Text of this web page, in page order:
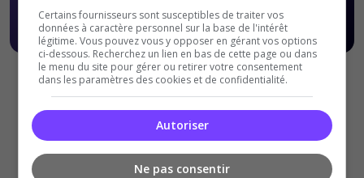
Offres Premiums soumises à nosConditions Générales de
Certains fournisseurs sont susceptibles de traiter vos
données à caractère personnel sur la base de l'intérêt
légitime. Vous pouvez vous y opposer en gérant vos options
ci-dessous. Recherchez un lien en bas de cette page ou dans
le menu du site pour gérer ou retirer votre consentement
dans les paramètres des cookies et de confidentialité.
Autoriser
Ne pas consentir